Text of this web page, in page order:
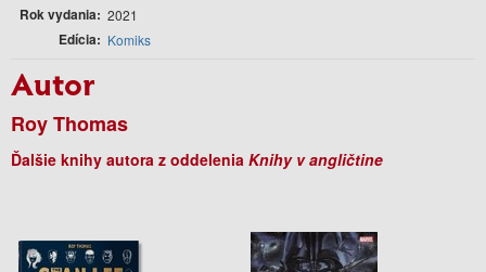
Rok vydania 2021
Edícia Komiks
Autor
Roy Thomas
Ďalšie knihy autora z oddelenia Knihy v angličtine